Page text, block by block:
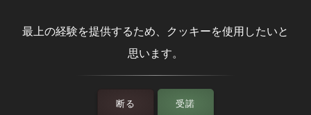
最上の経験を提供するため、クッキーを使用したいと
思います。
断る 受諾